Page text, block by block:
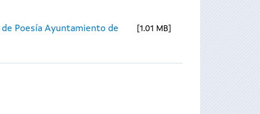
Poesía Ayuntamiento de
1.01 MB